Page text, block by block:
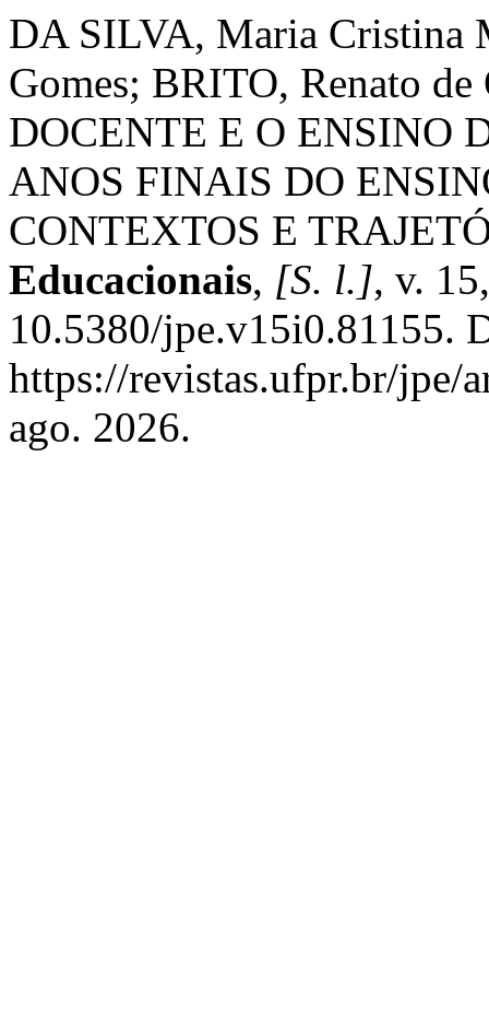
DA SILVA, Maria Cristina
Gomes; BRITO, Renato
DOCENTE E O ENSINO
ANOS FINAIS DO
CONTEXTOS E
Educacionais, [S. l.], v.
10.5380/jpe.v15i0.81155.
https://revistas.ufpr.br/jpe/
ago. 2026.